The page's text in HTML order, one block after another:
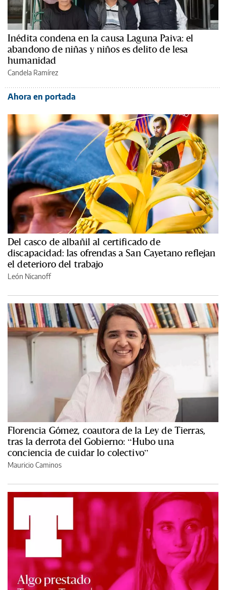
Inédita condena en la causa Laguna Paiva: el
abandono de niñas y niños es delito de lesa
humanidad
Candela Ramírez
Ahora en portada
Del casco de albañil al certificado de
discapacidad: las ofrendas a San Cayetano reflejan
el deterioro del trabajo
León Nicanoff
Florencia Gómez, coautora de la Ley de Tierras,
tras la derrota del Gobierno: “Hubo una
conciencia de cuidar lo colectivo”
Mauricio Caminos